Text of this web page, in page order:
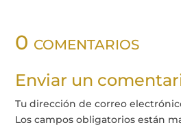
0 comentarios
Enviar un
Tu dirección de correo
Los campos obligatorios están